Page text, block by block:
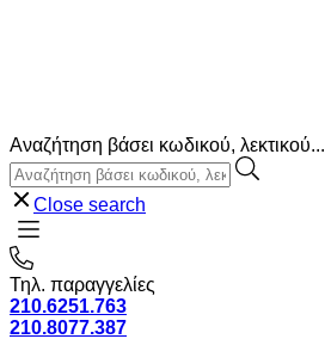
Αναζήτηση βάσει κωδικού, λεκτικού...
Close search
Τηλ. παραγγελίες
210.6251.763
210.8077.387